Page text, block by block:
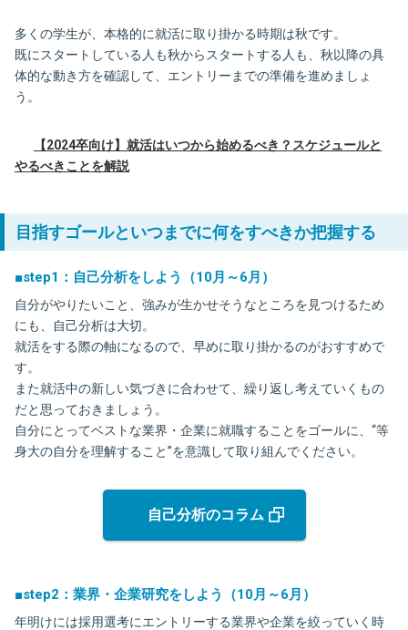
多くの学生が、本格的に就活に取り掛かる時期は秋です。
既にスタートしている人も秋からスタートする人も、秋以降の具
体的な動き方を確認して、エントリーまでの準備を進めましょ
う。
【2024卒向け】就活はいつから始めるべき？スケジュールと
やるべきことを解説
目指すゴールといつまでに何をすべきか把握する
■step1：自己分析をしよう（10月～6月）
自分がやりたいこと、強みが生かせそうなところを見つけるため
にも、自己分析は大切。
就活をする際の軸になるので、早めに取り掛かるのがおすすめで
す。
また就活中の新しい気づきに合わせて、繰り返し考えていくもの
だと思っておきましょう。
自分にとってベストな業界・企業に就職することをゴールに、“等
身大の自分を理解すること”を意識して取り組んでください。
自己分析のコラム
■step2：業界・企業研究をしよう（10月～6月）
年明けには採用選考にエントリーする業界や企業を絞っていく時